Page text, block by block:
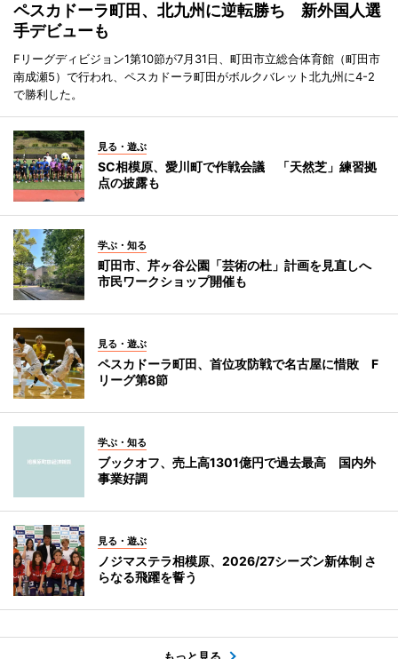
ペスカドーラ町田、北九州に逆転勝ち 新外国人選
手デビューも
Fリーグディビジョン1第10節が7月31日、町田市立総合体育館（町田市
南成瀬5）で行われ、ペスカドーラ町田がボルクバレット北九州に4-2
で勝利した。
見る・遊ぶ
SC相模原、愛川町で作戦会議 「天然芝」練習拠
点の披露も
学ぶ・知る
町田市、芹ヶ谷公園「芸術の杜」計画を見直しへ
市民ワークショップ開催も
見る・遊ぶ
ペスカドーラ町田、首位攻防戦で名古屋に惜敗 F
リーグ第8節
学ぶ・知る
ブックオフ、売上高1301億円で過去最高 国内外
事業好調
見る・遊ぶ
ノジマステラ相模原、2026/27シーズン新体制 さ
らなる飛躍を誓う